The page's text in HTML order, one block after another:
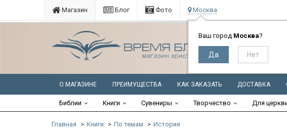
Магазин Блог Фото Москва
Ваш город Москва?
О МАГАЗИНЕ ПРЕИМУЩЕСТВА КАК ЗАКАЗАТЬ ДОСТАВКА
Библии Книги Сувениры Творчество Для
Главная Книги По темам История